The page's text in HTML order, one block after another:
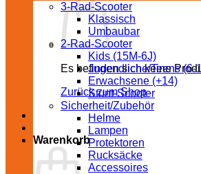
Es befinden sich keine
Zurück zum Shop
Warenkorb
3-Rad-Scooter
Klassisch
Umbaubar
2-Rad-Scooter
Kids (15M-6J)
Jugendliche/Teens (6-
Erwachsene (+14)
Stunt-Scooter
Sicherheit/Zubehör
Helme
Lampen
Protektoren
Rucksäcke
Accessoires